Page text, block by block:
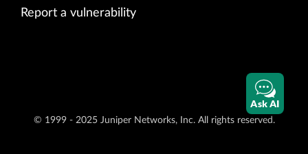
Report a vulnerability
© 1999 - 2025 Juniper Networks, Inc. All rights reserved.
Ask AI